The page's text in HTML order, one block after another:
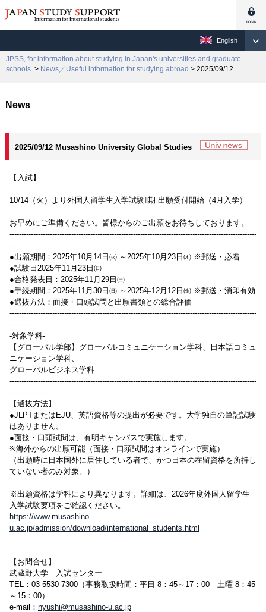
English
JPSS, for information about studying in Japan's universities and graduate
schools. > News／Useful information for studying abroad > 2025/09/12
News
2025/09/12 Musashino University Global Studies
【入試】
10/14（火）より外国人留学生入学試験Ⅱ期 出願受付開始（4月入学）
お早めにご準備ください。皆様からのご出願をお待ちしております。
--------------------------------------------------------------------------------------------------------
---
●出願期間：2025年10月14日㈫ ～2025年10月23日㈭ ※郵送・必着
●試験日2025年11月23日㈰
●合格発表日：2025年11月29日㈯
●手続期間：2025年11月30日㈰ ～2025年12月12日㈮ ※郵送・消印有効
●選抜方法：面接・口頭試問と出願書類との総合評価
--------------------------------------------------------------------------------------------------------
---------
-対象学科-
【グローバル学部】グローバルコミュニケーション学科、日本語コミュ
ニケーション学科、
グローバルビジネス学科
--------------------------------------------------------------------------------------------------------
----------------
【選抜方法】
●JLPTまたはEJU、英語資格等の提出が必要です。大学独自の筆記試験
はありません。
●面接・口頭試問は、有明キャンパスで実施します。
※海外からの出願可能（面接・口頭試問はオンラインで実施）
（出願時に日本国外に居住している者で、かつ日本の在留資格を所持し
ていない者のみ対象。）
※出願資格は学科により異なります。詳細は、2026年度外国人留学生
入学試験要項をご確認ください。
https://www.musashino-
u.ac.jp/admission/download/international_students.html
【お問合せ】
武蔵野大学 入試センター
TEL：03-5530-7300（事務取扱時間：平日 8：45～17：00 土曜 8：45
～15：00）
e-mail： nyushi@musashino-u.ac.jp